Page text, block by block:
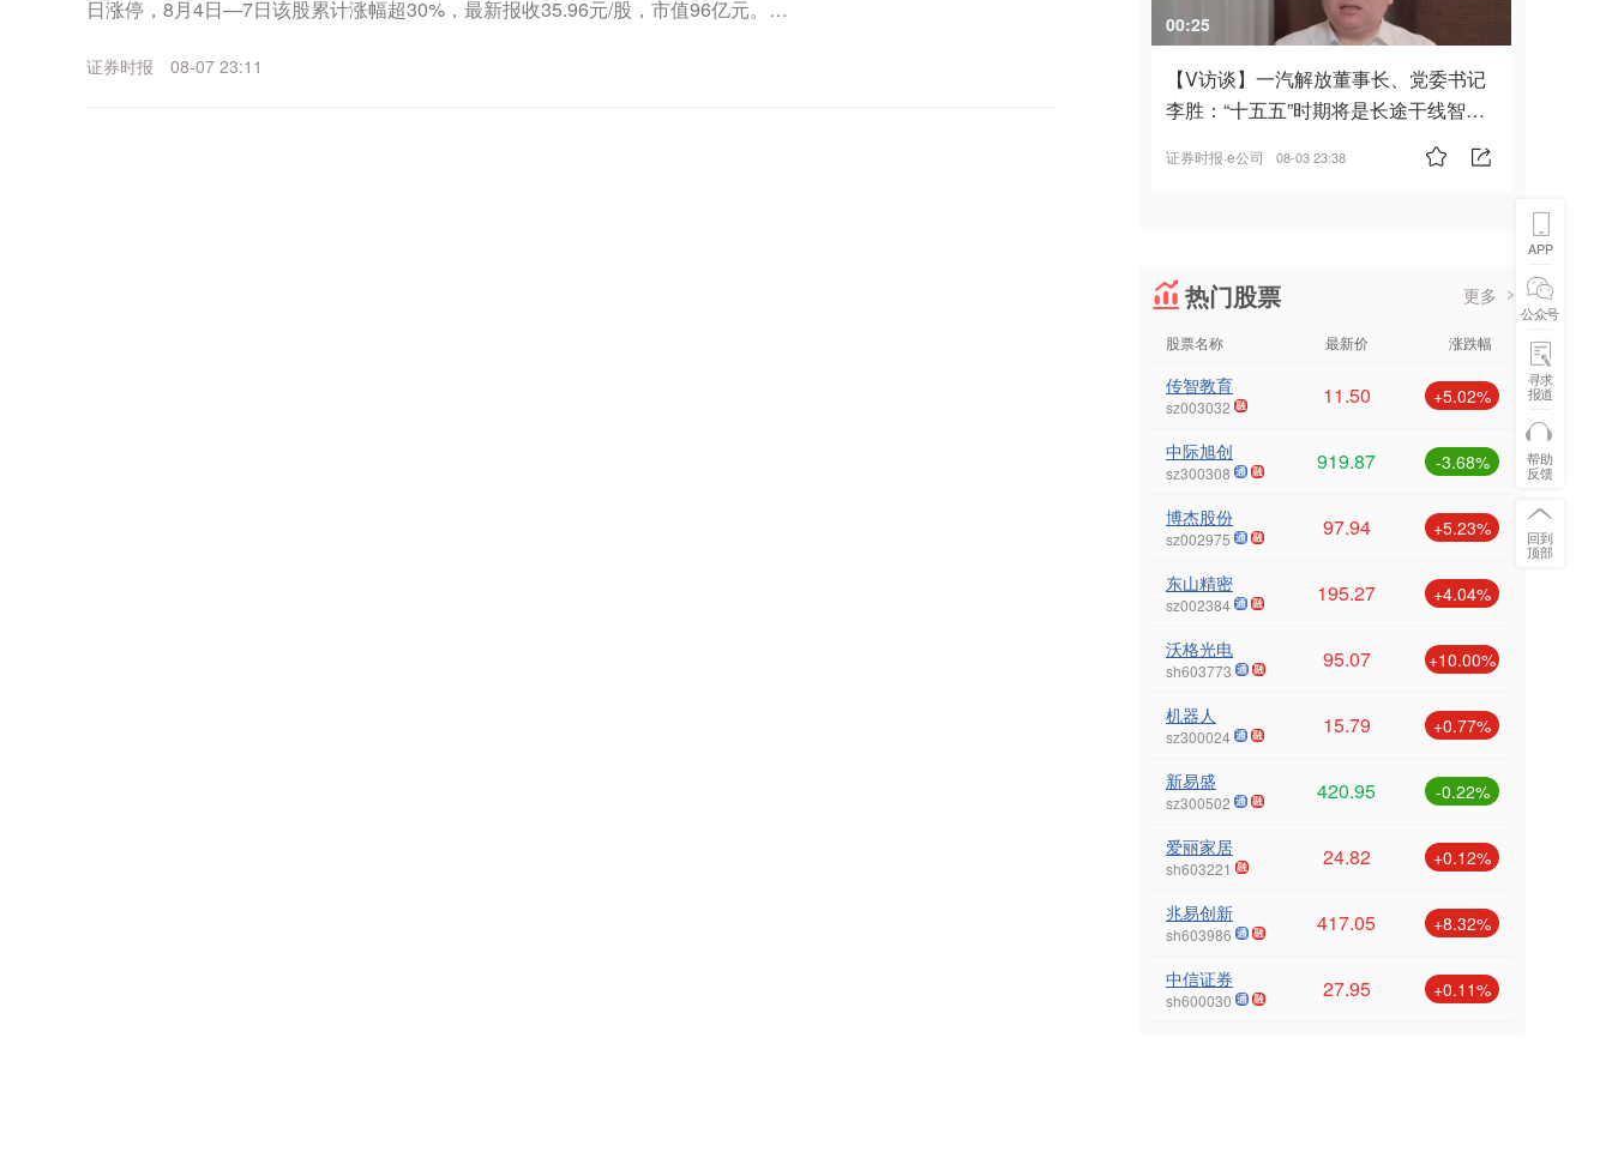
日涨停，8月4日—7日该股累计涨幅超30%，最新报收35.96元/股，市值96亿元。8
证券时报 08-07 23:11
00:25
【V访谈】一汽解放董事长、党委书记
李胜：“十五五”时期将是长途干线智能
证券时报·e公司 08-03 23:38
热门股票 更多
股票名称 最新价 涨跌幅
传智教育
sz003032 11.50 +5.02%
中际旭创
sz300308 919.87 -3.68%
博杰股份
sz002975 97.94 +5.23%
东山精密
sz002384 195.27 +4.04%
沃格光电
sh603773 95.07 +10.00%
机器人
sz300024 15.79 +0.77%
新易盛
sz300502 420.95 -0.22%
爱丽家居
sh603221 24.82 +0.12%
兆易创新
sh603986 417.05 +8.32%
中信证券
sh600030 27.95 +0.11%
APP
公众号
寻求
报道
帮助
反馈
回到
顶部